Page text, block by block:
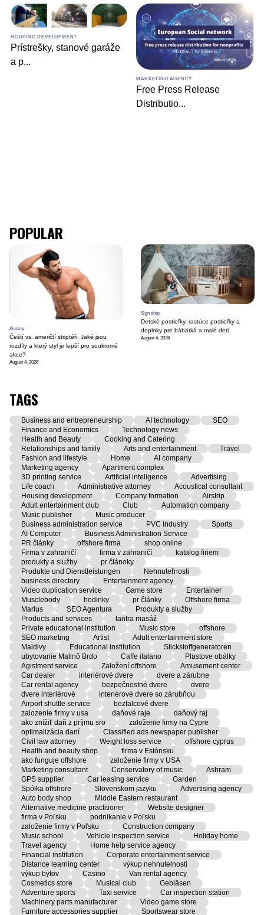
HOUSING DEVELOPMENT
Prístrešky, stanové garáže
a p...
MARKETING AGENCY
Free Press Release
Distributio...
POPULAR
Airstrip
Čeští vs. američtí striptéři: Jaké jsou
rozdíly a který styl je lepší pro soukromé
akce?
August 4, 2026
Sign shop
Detské postieľky, rastúce postieľky a
doplnky pre bábätká a malé deti
August 4, 2026
TAGS
Business and entrepreneurship AI technology
SEO
Finance and Economics
Technology news
Health and Beauty
Cooking and Catering
Relationships and family
Arts and entertainment
Travel
Fashion and lifestyle
Home
AI company
Marketing agency
Apartment complex
3D printing service
Artificial inteligence
Advertising
Life coach
Administrative attorney
Acoustical consultant
Housing development
Company formation
Airstrip
Adult entertainment club
Club
Automation company
Music publisher
Music producer
Business administration service
PVC Industry
Sports
AI Computer
Business Administration Service
PR články
offshore firma
shop online
Firma v zahraničí
firma v zahraničí
katalog firiem
produkty a služby
pr článoky
Produkte und Dienstleistungen
Nehnuteľnosti
business directory
Entertainment agency
Video duplication service
Game store
Entertainer
Musclebody
hodinky pr články
Offshore firma
Marlus
SEO Agentura
Produkty a služby
Products and services
tantra masáž
Private educational institution
Music store
offshore
SEO marketing
Artist
Adult entertainment store
Maldivy
Educational institution
Stickstoffgeneratoren
ubytovanie Malinô Brdo
Caffe italano
Plastove obálky
Agistment service
Založení offshore
Amusement center
Car dealer
interiérové dvere
dvere a zárubne
Car rental agency
bezpečnostné dvere
dvere
dvere interiérové
interiérové dvere so zárubňou
Airport shuttle service
bezfalcové dvere
zalozenie firmy v usa
daňové raje
daňový raj
ako znížiť daň z príjmu sro
založenie firmy na Cypre
optimalizácia daní
Classified ads newspaper publisher
Civil law attorney
Weight loss service
offshore cyprus
Health and beauty shop
firma v Estónsku
ako funguje offshore
založenie firmy v USA
Marketing consultant
Conservatory of music
Ashram
GPS supplier
Car leasing service
Garden
Spółka offshore
Slovenskom jazyku
Advertising agency
Auto body shop
Middle Eastern restaurant
Alternative medicine practitioner
Website designer
firma v Poľsku
podnikanie v Poľsku
založenie firmy v Poľsku
Construction company
Music school
Vehicle inspection service
Holiday home
Travel agency
Home help service agency
Financial institution
Corporate entertainment service
Distance learning center
výkup nehnutelnosti
výkup bytov
Casino
Van rental agency
Cosmetics store
Musical club
Gebläsen
Adventure sports
Taxi service
Car inspection station
Machinery parts manufacturer
Video game store
Furniture accessories supplier
Sportswear store